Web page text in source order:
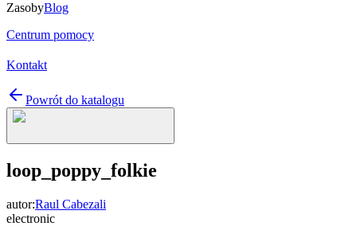
ZasobyBlog
Centrum pomocy
Kontakt
Powrót do katalogu
loop_poppy_folkie
autor:Raul Cabezali
electronic